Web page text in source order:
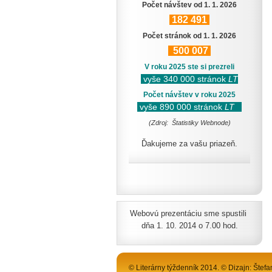
Počet návštev od 1. 1. 2026
182 491
Počet stránok od 1. 1. 2026
500 007
V roku 2025 ste si prezreli
vyše 340 000 stránok LT
Počet návštev v roku 2025
vyše 890 000 stránok LT
(Zdroj: Štatistiky Webnode)
Ďakujeme za vašu priazeň.
Webovú prezentáciu sme spustili
dňa 1. 10. 2014 o 7.00 hod.
© Literárny týždenník 2014. © Dizajn: